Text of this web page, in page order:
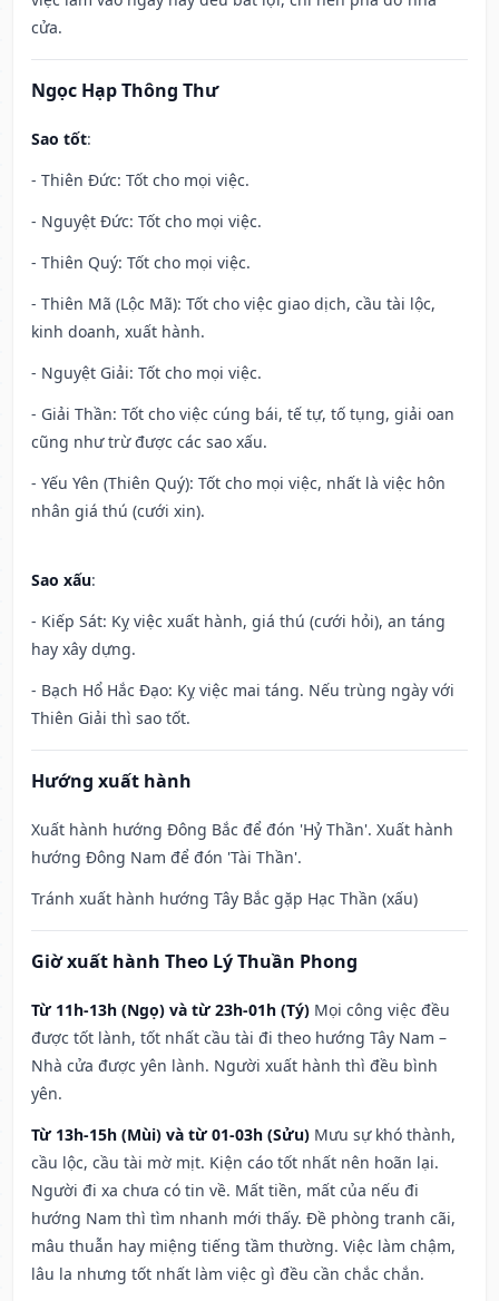
cửa.
Ngọc Hạp Thông Thư
Sao tốt:
- Thiên Đức: Tốt cho mọi việc.
- Nguyệt Đức: Tốt cho mọi việc.
- Thiên Quý: Tốt cho mọi việc.
- Thiên Mã (Lộc Mã): Tốt cho việc giao dịch, cầu tài lộc,
kinh doanh, xuất hành.
- Nguyệt Giải: Tốt cho mọi việc.
- Giải Thần: Tốt cho việc cúng bái, tế tự, tố tụng, giải oan
cũng như trừ được các sao xấu.
- Yếu Yên (Thiên Quý): Tốt cho mọi việc, nhất là việc hôn
nhân giá thú (cưới xin).
Sao xấu:
- Kiếp Sát: Kỵ việc xuất hành, giá thú (cưới hỏi), an táng
hay xây dựng.
- Bạch Hổ Hắc Đạo: Kỵ việc mai táng. Nếu trùng ngày với
Thiên Giải thì sao tốt.
Hướng xuất hành
Xuất hành hướng Đông Bắc để đón 'Hỷ Thần'. Xuất hành
hướng Đông Nam để đón 'Tài Thần'.
Tránh xuất hành hướng Tây Bắc gặp Hạc Thần (xấu)
Giờ xuất hành Theo Lý Thuần Phong
Từ 11h-13h (Ngọ) và từ 23h-01h (Tý) Mọi công việc đều
được tốt lành, tốt nhất cầu tài đi theo hướng Tây Nam –
Nhà cửa được yên lành. Người xuất hành thì đều bình
yên.
Từ 13h-15h (Mùi) và từ 01-03h (Sửu) Mưu sự khó thành,
cầu lộc, cầu tài mờ mịt. Kiện cáo tốt nhất nên hoãn lại.
Người đi xa chưa có tin về. Mất tiền, mất của nếu đi
hướng Nam thì tìm nhanh mới thấy. Đề phòng tranh cãi,
mâu thuẫn hay miệng tiếng tầm thường. Việc làm chậm,
lâu la nhưng tốt nhất làm việc gì đều cần chắc chắn.